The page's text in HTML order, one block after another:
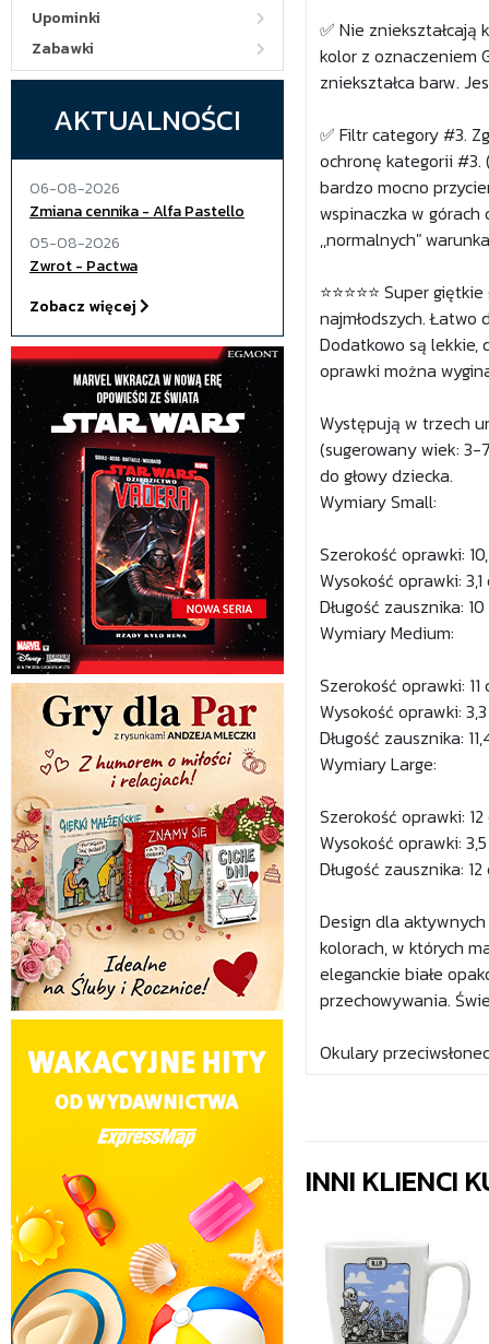
Upominki
Zabawki
AKTUALNOŚCI
06-08-2026
Zmiana cennika - Alfa Pastello
05-08-2026
Zwrot - Pactwa
Zobacz więcej
✅ Nie zniekształcają
kolor z oznaczeniem
zniekształca barw.
✅ Filtr category #3.
ochronę kategorii
bardzo mocno
wspinaczka w
,,normalnych"
⭐⭐⭐⭐⭐ Super
najmłodszych. Łatwo
Dodatkowo są lekkie,
oprawki można
Występują w trzech
(sugerowany wiek:
do głowy dziecka.
Wymiary Small:
Szerokość oprawki:
Wysokość oprawki: 3,1
Długość zausznika:
Wymiary Medium:
Szerokość oprawki: 11
Wysokość oprawki:
Długość zausznika:
Wymiary Large:
Szerokość oprawki: 12
Wysokość oprawki:
Długość zausznika: 12
Design dla
kolorach, w których
eleganckie białe
przechowywania.
Okulary
INNI KLIENCI